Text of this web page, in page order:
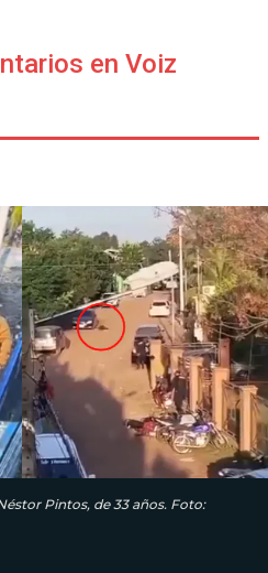
en Voiz
Pintos, de 33 años. Foto: